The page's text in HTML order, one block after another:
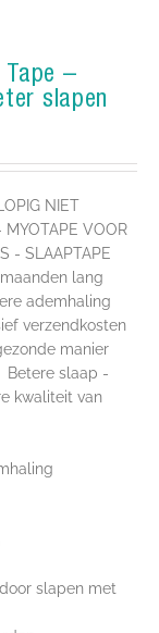
Tape –
slapen
NIET
MYOTAPE VOOR
- SLAAPTAPE
lang
ademhaling
verzendkosten
manier
slaap -
kwaliteit van
slapen met